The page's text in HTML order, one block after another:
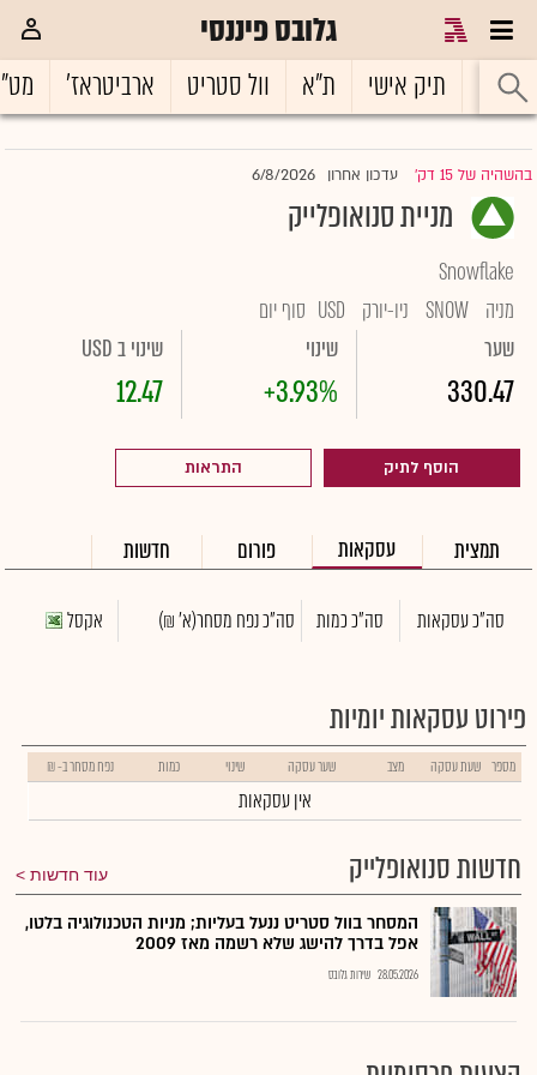
גלובס פיננסי
ראשי תיק אישי ת"א וול סטריט ארביטראז'
בהשהיה של 15 דק' |עדכון אחרון 6/8/2026
מניית סנואופלייק
Snowflake
מניה SNOW ניו-יורק USD סוף יום
שער
330.47
שינוי
+3.93%
שינוי ב USD
12.47
הוסף לתיק התראות
תמצית עסקאות פורום חדשות
סה"כ עסקאות סה"כ כמות סה"כ נפח מסחר(א' ₪) אקסל
פירוט עסקאות יומיות
מספר שעת עסקה מצב שער עסקה שינוי כמות נפח מסחר ב- ₪
אין עסקאות
חדשות סנואופלייק עוד חדשות
המסחר בוול סטריט ננעל בעליות; מניות הטכנולוגיה בלטו,
אפל בדרך להישג שלא רשמה מאז 2009
28.05.2026 שירות גלובס